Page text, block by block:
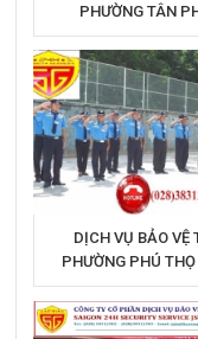
PHƯỜNG TÂN
DỊCH VỤ BẢO VỆ
PHƯỜNG PHÚ